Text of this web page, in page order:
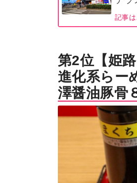
記事
第2位【姫
進化系らー
澤醤油豚骨